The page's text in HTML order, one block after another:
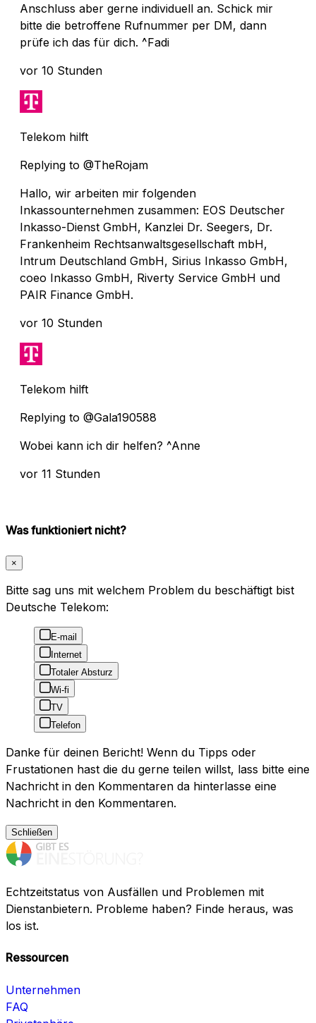
Anschluss aber gerne individuell an. Schick mir
bitte die betroffene Rufnummer per DM, dann
prüfe ich das für dich. ^Fadi
vor 10 Stunden
Telekom hilft
Replying to @TheRojam
Hallo, wir arbeiten mir folgenden
Inkassounternehmen zusammen: EOS Deutscher
Inkasso-Dienst GmbH, Kanzlei Dr. Seegers, Dr.
Frankenheim Rechtsanwaltsgesellschaft mbH,
Intrum Deutschland GmbH, Sirius Inkasso GmbH,
coeo Inkasso GmbH, Riverty Service GmbH und
PAIR Finance GmbH.
vor 10 Stunden
Telekom hilft
Replying to @Gala190588
Wobei kann ich dir helfen? ^Anne
vor 11 Stunden
Was funktioniert nicht?
×
Bitte sag uns mit welchem Problem du beschäftigt bist
Deutsche Telekom:
E-mail
Internet
Totaler Absturz
Wi-fi
TV
Telefon
Danke für deinen Bericht! Wenn du Tipps oder
Frustationen hast die du gerne teilen willst, lass bitte eine
Nachricht in den Kommentaren da hinterlasse eine
Nachricht in den Kommentaren.
Schließen
Echtzeitstatus von Ausfällen und Problemen mit
Dienstanbietern. Probleme haben? Finde heraus, was
los ist.
Ressourcen
Unternehmen
FAQ